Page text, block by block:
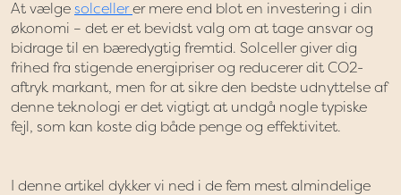
At vælge solcellerer mere end blot en investering i din
økonomi – det er et bevidst valg om at tage ansvar og
bidrage til en bæredygtig fremtid. Solceller giver dig
frihed fra stigende energipriser og reducerer dit CO2-
aftryk markant, men for at sikre den bedste udnyttelse af
denne teknologi er det vigtigt at undgå nogle typiske
fejl, som kan koste dig både penge og effektivitet.
I denne artikel dykker vi ned i de fem mest almindelige